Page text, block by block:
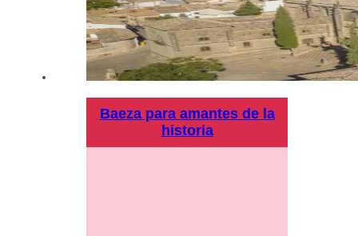
Baeza para amantes de la
historia